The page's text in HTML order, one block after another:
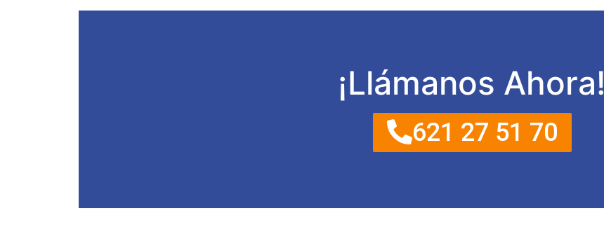
¡Llámanos Ahora!
621 27 51 70